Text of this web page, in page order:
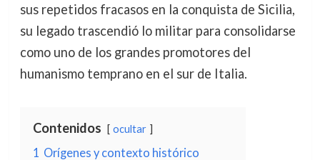
sus repetidos fracasos en la conquista de Sicilia,
su legado trascendió lo militar para consolidarse
como uno de los grandes promotores del
humanismo temprano en el sur de Italia.
Contenidos ocultar
1 Orígenes y contexto histórico